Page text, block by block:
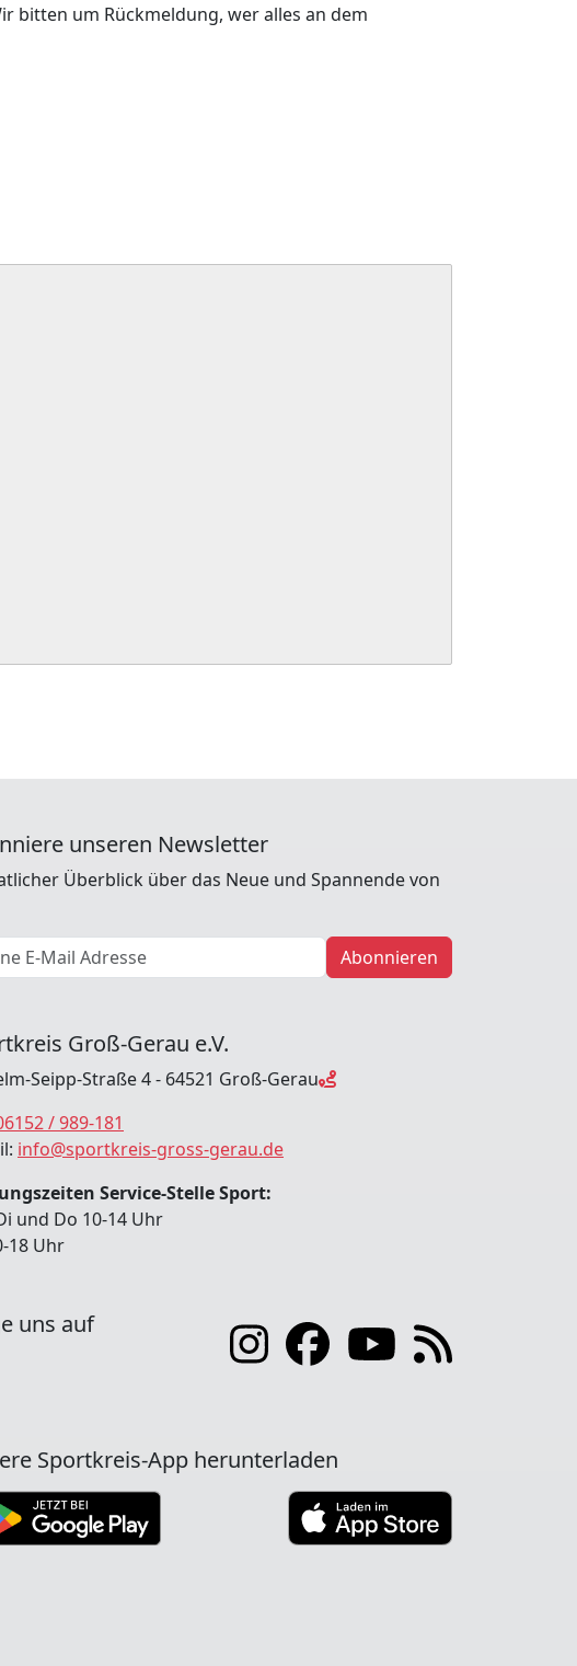
bitten um Rückmeldung, wer alles an dem
unseren Newsletter
Überblick über das Neue und Spannende von
Adresse
Abonnieren
Groß-Gerau e.V.
Seipp-Straße 4 - 64521 Groß-Gerau
/ 989-181
info@sportkreis-gross-gerau.de
Service-Stelle Sport:
und Do 10-14 Uhr
18 Uhr
uns auf
Sportkreis-App herunterladen